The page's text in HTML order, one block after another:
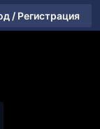
/ Регистрация